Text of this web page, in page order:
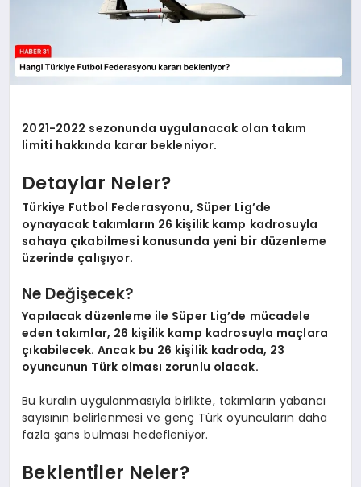
2021-2022 sezonunda uygulanacak olan takım
limiti hakkında karar bekleniyor.
Detaylar Neler?
Türkiye Futbol Federasyonu, Süper Lig’de
oynayacak takımların 26 kişilik kamp kadrosuyla
sahaya çıkabilmesi konusunda yeni bir düzenleme
üzerinde çalışıyor.
Ne Değişecek?
Yapılacak düzenleme ile Süper Lig’de mücadele
eden takımlar, 26 kişilik kamp kadrosuyla maçlara
çıkabilecek. Ancak bu 26 kişilik kadroda, 23
oyuncunun Türk olması zorunlu olacak.
Bu kuralın uygulanmasıyla birlikte, takımların yabancı
sayısının belirlenmesi ve genç Türk oyuncuların daha
fazla şans bulması hedefleniyor.
Beklentiler Neler?